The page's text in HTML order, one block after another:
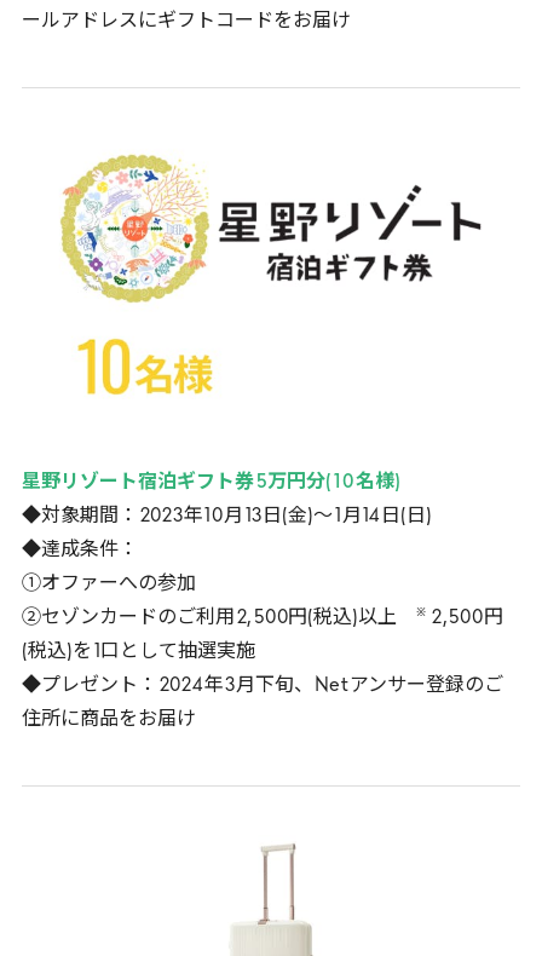
ールアドレスにギフトコードをお届け
星野リゾート宿泊ギフト券5万円分( 10名様)
◆対象期間： 2023年 10月 13 日(金)～ 1月 14 日(日)
◆達成条件：
①オファーへの参加
②セゾンカードのご利用2, 500円(税込)以上※ 2,500円
(税込)を 1口として抽選実施
◆プレゼント： 2024年3月下旬、 Net アンサー登録のご
住所に商品をお届け